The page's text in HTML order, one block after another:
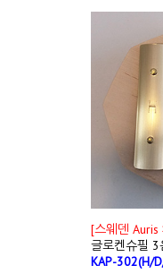
[스웨덴 Auris
글로켄슈필 3
KAP-302(H/